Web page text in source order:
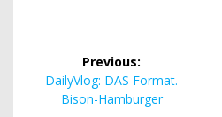
Previous:
Previous
post:
DailyVlog: DAS Format.
Bison-Hamburger